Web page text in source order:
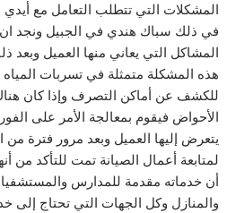
المشكلات التي تتطلب التعامل مع
في ذلك سباك هندي في الجبيل ونجد ان
المشاكل التي يعاني منها العميل وبعد
هذه المشكلة متمثلة في تسربات
للكشف عن أماكن التصرف وإذا كان
الأحواض فيقوم بمعالجة الأمر على
يتعرض إليها العميل وبعد مرور فترة
لمتابعة أعمال الصيانة تمت للتأكد من
أن خدماته مقدمة للمدارس
والمنازل وكل الجهات التي تحتاج إلى